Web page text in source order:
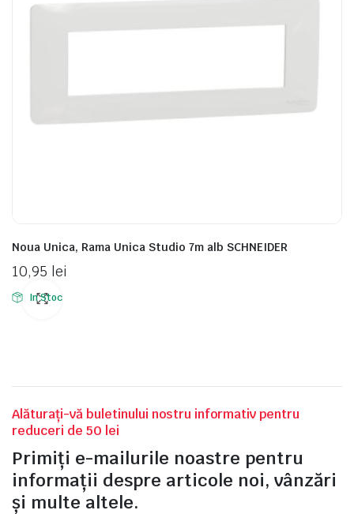
Noua Unica, Rama Unica Studio 7m alb SCHNEIDER
10,95 lei
In Stoc
Alăturați-vă buletinului nostru informativ pentru
reduceri de 50 lei
Primiți e-mailurile noastre pentru
informații despre articole noi, vânzări
și multe altele.